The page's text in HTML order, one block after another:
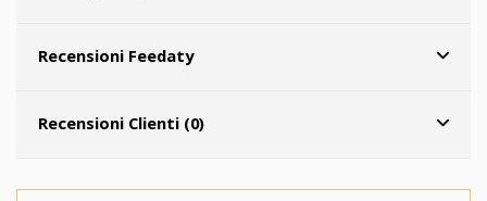
Recensioni Feedaty
Recensioni Clienti (0)